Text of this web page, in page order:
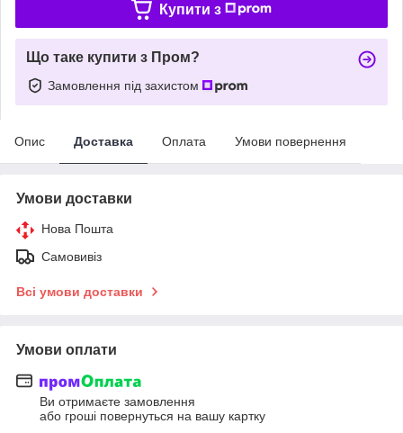
Купити з
Що таке купити з Пром?
Замовлення під захистом
Опис Доставка Оплата Умови повернення
Умови доставки
Нова Пошта
Самовивіз
Всі умови доставки
Умови оплати
Ви отримаєте замовлення
або гроші повернуться на вашу картку